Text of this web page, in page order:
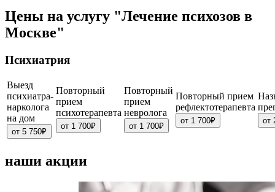
Цены на услугу "Лечение психозов в
Москве"
Психиатрия
Выезд
психиатра-
нарколога
на дом
от 5 750₽
Повторный
прием
психотерапевта
от 1 700₽
Повторный
прием
невролога
от 1 700₽
Повторный прием
рефлектотерапевта
от 1 700₽ от
наши акции